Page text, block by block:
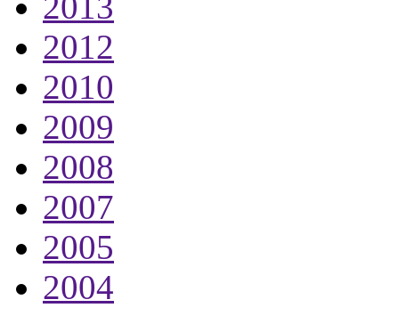
2012
2010
2009
2008
2007
2005
2004